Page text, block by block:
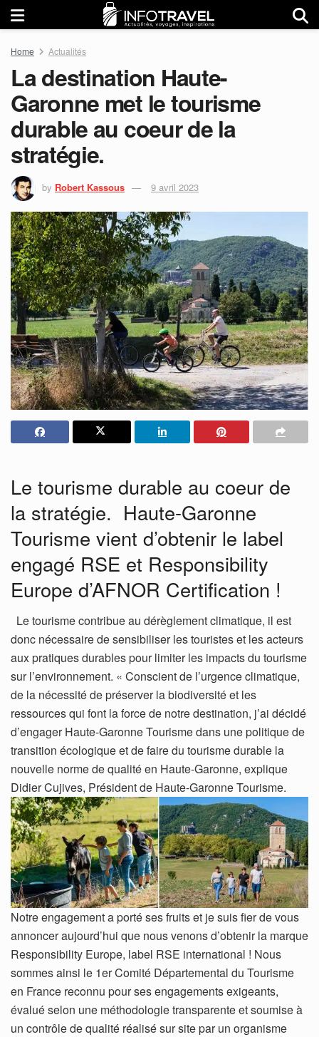
Home Actualités
La destination Haute-
Garonne met le tourisme
durable au coeur de la
stratégie.
by Robert Kassous 9 avril 2023
Le tourisme durable au coeur de
la stratégie. Haute-Garonne
Tourisme vient d’obtenir le label
engagé RSE et Responsibility
Europe d’AFNOR Certification !
Le tourisme contribue au dérèglement climatique, il est
donc nécessaire de sensibiliser les touristes et les acteurs
aux pratiques durables pour limiter les impacts du tourisme
sur l’environnement. « Conscient de l’urgence climatique,
de la nécessité de préserver la biodiversité et les
ressources qui font la force de notre destination, j’ai décidé
d’engager Haute-Garonne Tourisme dans une politique de
transition écologique et de faire du tourisme durable la
nouvelle norme de qualité en Haute-Garonne, explique
Didier Cujives, Président de Haute-Garonne Tourisme.
Notre engagement a porté ses fruits et je suis fier de vous
annoncer aujourd’hui que nous venons d’obtenir la marque
Responsibility Europe, label RSE international ! Nous
sommes ainsi le 1er Comité Départemental du Tourisme
en France reconnu pour ses engagements exigeants,
évalué selon une méthodologie transparente et soumise à
un contrôle de qualité réalisé sur site par un organisme